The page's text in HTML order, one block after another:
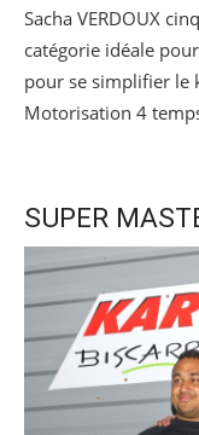
Sacha VERDOUX
catégorie idéale
pour se simplifier le
Motorisation 4
SUPER